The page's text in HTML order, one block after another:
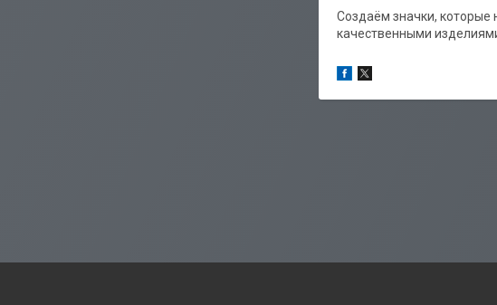
Создаём значки, которые
качественными